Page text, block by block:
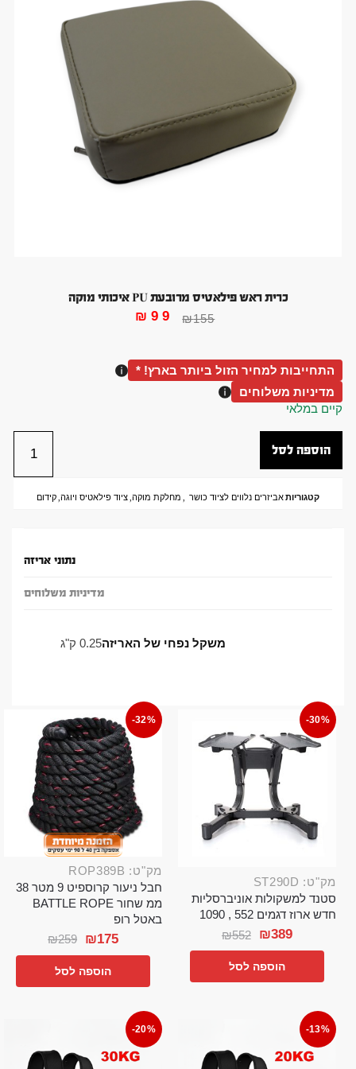
כרית ראש פילאטיס מרובעת PU איכותי מוקה
₪155
₪99
התחייבות למחיר הזול ביותר בארץ! *
מדיניות משלוחים
קיים במלאי
הוספה לסל
קטגוריותאביזרים נלווים לציוד כושר , מחלקת מוקה,ציוד פילאטיס ויוגה,קידום
נתוני אריזה
מדיניות משלוחים
משקל נפחי של האריזה0.25 ק"ג
-30%
מק"ט: ST290D
סטנד למשקולות אוניברסליות
חדש ארוז דגמים 552 , 1090
₪552 ₪389
הוספה לסל
-32%
מק"ט: ROP389B
חבל ניעור קרוספיט 9 מטר 38
ממ שחור BATTLE ROPE
באטל רופ
₪259 ₪175
הוספה לסל
-13%
-20%